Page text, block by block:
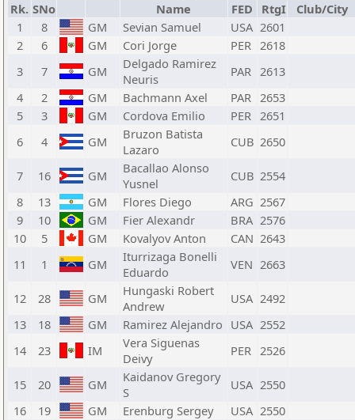
Rk. SNo Name FED RtgI
Club/City
1
8 GM Sevian Samuel USA 2601
2
6 GM Cori Jorge PER 2618
3
7 GM
Delgado Ramirez
Neuris
PAR 2613
4
2 GM Bachmann Axel PAR 2653
5
3 GM Cordova Emilio PER 2651
6
4 GM
Bruzon Batista
Lazaro
CUB 2650
7 16 GM
Bacallao Alonso
Yusnel
CUB 2554
8
13 GM Flores Diego ARG 2567
9
10 GM Fier Alexandr BRA 2576
10
5 GM Kovalyov Anton CAN 2643
11
1 GM
Iturrizaga Bonelli
Eduardo
VEN 2663
12 28 GM
Hungaski Robert
Andrew
USA 2492
13
18 GM Ramirez Alejandro USA 2552
14
23 IM
Vera Siguenas
Deivy
PER 2526
15 20 GM
Kaidanov Gregory
S
USA 2550
16
19 GM Erenburg Sergey USA 2550